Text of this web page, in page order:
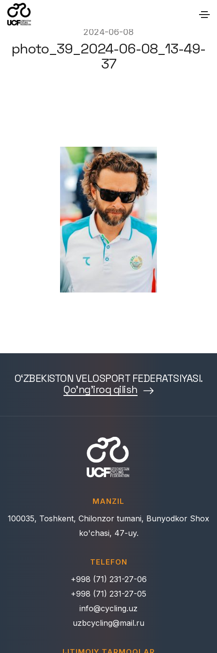
2024-06-08
photo_39_2024-06-08_13-49-
37
O‘ZBEKISTON VELOSPORT FEDERATSIYASI.
Qo'ng'iroq qilish
MANZIL
100035, Toshkent, Chilonzor tumani, Bunyodkor Shox
ko'chasi, 47-uy.
TELEFON
+998 (71) 231-27-06
+998 (71) 231-27-05
info@cycling.uz
uzbcycling@mail.ru